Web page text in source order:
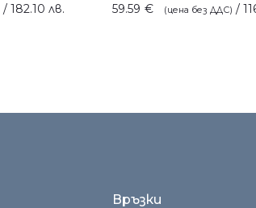
/ 182.10 лв.
59.59 € /
Връзки